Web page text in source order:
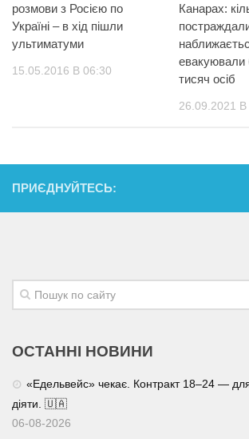
розмови з Росією по
Україні – в хід пішли
ультиматуми
15.05.2016 В 06:30
Канарах:
евакуювали
тисяч осіб
26.09.2021 В
ПРИЄДНУЙТЕСЬ:
ОСТАННІ НОВИНИ
«Едельвейс» чекає. Контракт 18–24 —
діяти. 🇺🇦
06-08-2026